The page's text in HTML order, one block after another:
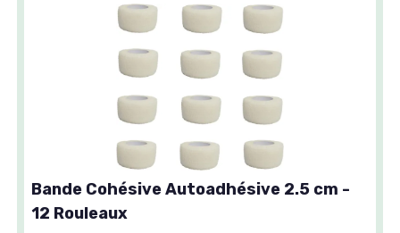
Bande Cohésive Autoadhésive 2.5 cm -
12 Rouleaux